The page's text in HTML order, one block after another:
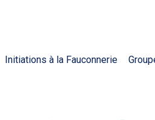
Initiations à la Fauconnerie